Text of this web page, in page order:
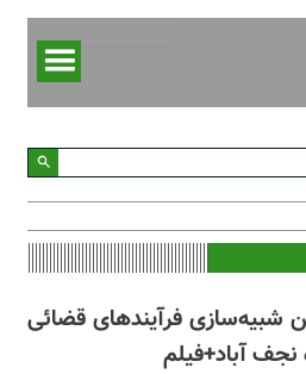
شبیه‌سازی فرآیند‌های قضائی
نجف آباد+فیلم